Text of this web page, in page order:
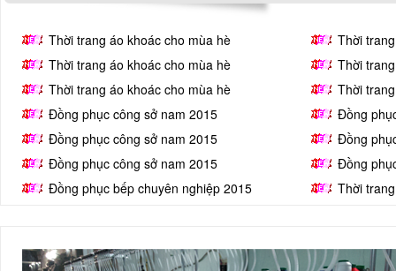
Thời trang áo khoác cho mùa hè
Thời
Thời trang áo khoác cho mùa hè
Thời
Thời trang áo khoác cho mùa hè
Thời
Đồng phục công sở nam 2015
Đồng
Đồng phục công sở nam 2015
Đồng
Đồng phục công sở nam 2015
Đồng
Đồng phục bếp chuyên nghiệp 2015
Thời